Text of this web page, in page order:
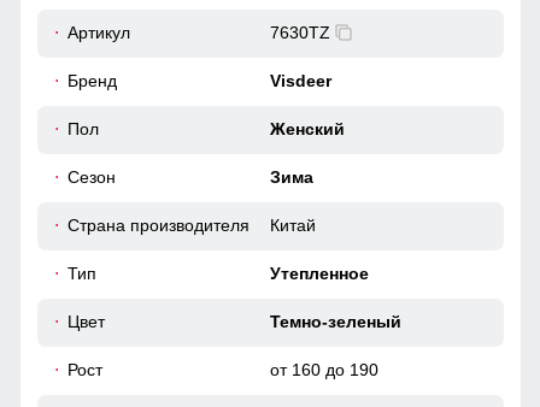
защитит вас от холода, но и сделает ваш образ
светских мероприятий. Привлекайте взгляды и ощущайте
лаконичный дизайн для повседневной носки.
Артикул 7630TZ
Бренд Visdeer
Пол Женский
Сезон Зима
Страна производителя Китай
Тип Утепленное
Цвет Темно-зеленый
Рост от 160 до 190